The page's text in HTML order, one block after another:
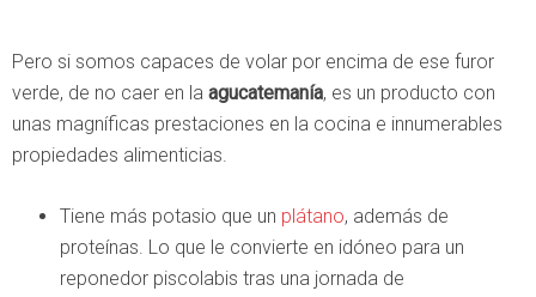
Pero si somos capaces de volar por encima de ese furor
verde, de no caer en la agucatemanía, es un producto con
unas magníficas prestaciones en la cocina e innumerables
propiedades alimenticias.
Tiene más potasio que un plátano, además de
proteínas. Lo que le convierte en idóneo para un
reponedor piscolabis tras una jornada de